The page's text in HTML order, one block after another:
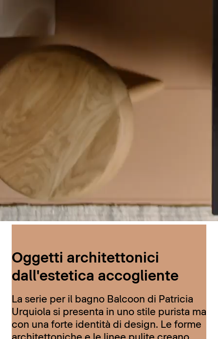
Oggetti architettonici
dall'estetica accogliente
La serie per il bagno Balcoon di Patricia
Urquiola si presenta in uno stile purista ma
con una forte identità di design. Le forme